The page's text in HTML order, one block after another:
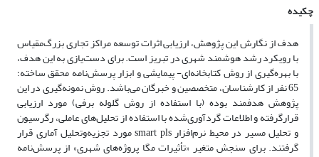
چکیده
هدف از نگارش این پژوهش، ارزیابی اثرات توسعه مراکز تجاری بزرگ‌مقیاس
با رویکرد رشد هوشمند شهری در تبریز است. برای دست‌یازی به این هدف،
با بهره‌گیری از روش کتابخانه‌ای- پیمایشی و ابزار پرسش‌نامه محقق ساخته؛
65 نفر از کارشناسان، متخصصین و خبرگان می‌باشد. روش نمونه‌گیری در این
پژوهش هدفمند بوده (با استفاده از روش گلوله برفی) مورد ارزیابی
قرارگرفته و اطلاعات گردآوری‌شده با استفاده از تحلیل‌های عاملی، رگرسیون
و تحلیل مسیر در محیط نرم‌افزار smart pls مورد تجزیه‌وتحلیل آماری قرار
گرفتند. برای سنجش متغیر «تأثیرات مگا پروژه‌های شهری» از پرسش‌نامه